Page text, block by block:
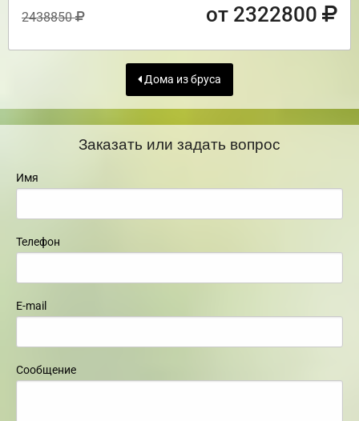
2438850 от 2322800
Дома из бруса
Заказать или задать вопрос
Имя
Телефон
E-mail
Сообщение